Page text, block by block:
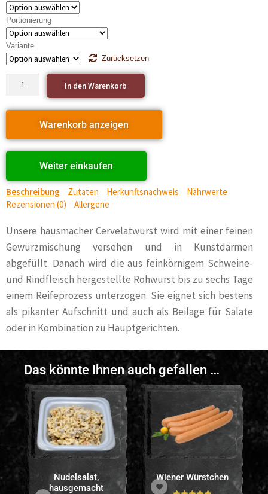
Portionierung
Variante
Zurücksetzen
In den Warenkorb
Warenkorb anzeigen
Weiter einkaufen
Beschreibung Zutaten Herkunftsnachweis
Nährwerte
Rezensionen (0)
Allergene
Unsere hausmacher Cervelatwurst wird mit einer feinen
Gewürzmischung versehen und in Kunstdärmen
abgefüllt. Danach wird die aus feinkörnigem Schweine-
und Rindfleisch hergestellte Rohwurst bis zu sechs Tage
einem Reifeprozess unterzogen. Sie eignet sich bestens
als pikanter Aufschnitt und auch als Beilage für Salate
oder in Kombination zu Hauptgerichten.
Das könnte Ihnen auch gefallen …
Nudelsalat,
hausgemacht
Wiener Würstchen